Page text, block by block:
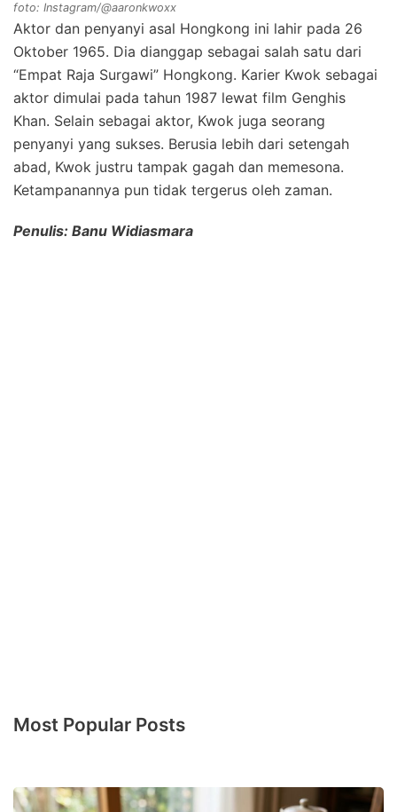
foto: Instagram/@aaronkwoxx
Aktor dan penyanyi asal Hongkong ini lahir pada 26
Oktober 1965. Dia dianggap sebagai salah satu dari
“Empat Raja Surgawi” Hongkong. Karier Kwok sebagai
aktor dimulai pada tahun 1987 lewat film Genghis
Khan. Selain sebagai aktor, Kwok juga seorang
penyanyi yang sukses. Berusia lebih dari setengah
abad, Kwok justru tampak gagah dan memesona.
Ketampanannya pun tidak tergerus oleh zaman.
Penulis: Banu Widiasmara
Most Popular Posts